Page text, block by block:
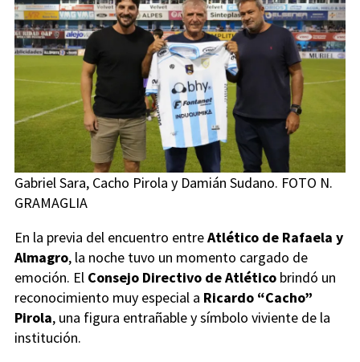
Gabriel Sara, Cacho Pirola y Damián Sudano. FOTO N.
GRAMAGLIA
En la previa del encuentro entreAtlético de Rafaela y
Almagro, la noche tuvo un momento cargado de
emoción. El Consejo Directivo de Atlético brindó un
reconocimiento muy especial a Ricardo “Cacho”
Pirola, una figura entrañable y símbolo viviente de la
institución.